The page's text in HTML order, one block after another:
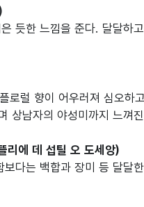
듯한 느낌을 준다. 달달하
럴 향이 어우러져 심오하
상남자의 야성미까지 느껴
에 데 섭틸 오 도세앙)
다는 백합과 장미 등 달